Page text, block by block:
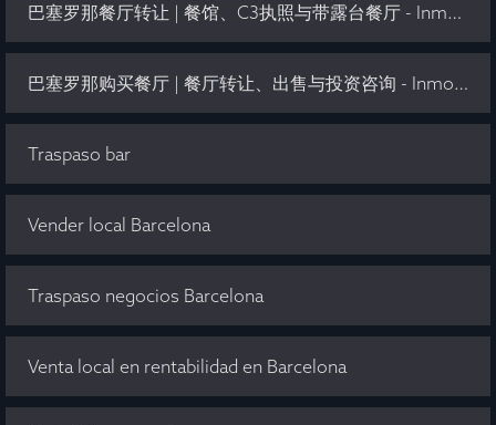
巴塞罗那餐厅转让 | 餐馆、C3执照与带露台餐厅 - Inmo Olaya
巴塞罗那购买餐厅 | 餐厅转让、出售与投资咨询 - Inmo Olaya
Traspaso bar
Vender local Barcelona
Traspaso negocios Barcelona
Venta local en rentabilidad en Barcelona